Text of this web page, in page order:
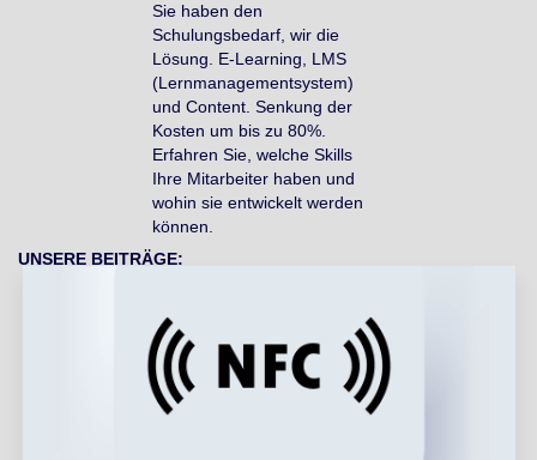
Sie haben den
Schulungsbedarf, wir die
Lösung. E-Learning, LMS
(Lernmanagementsystem)
und Content. Senkung der
Kosten um bis zu 80%.
Erfahren Sie, welche Skills
Ihre Mitarbeiter haben und
wohin sie entwickelt werden
können.
UNSERE BEITRÄGE: